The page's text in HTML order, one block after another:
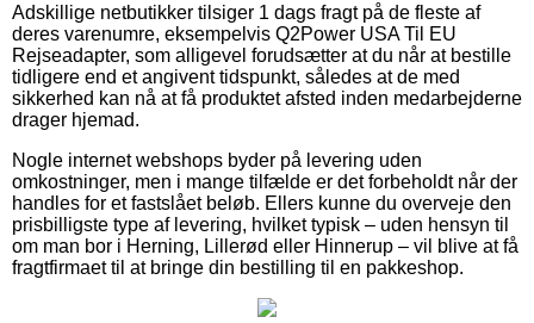
Adskillige netbutikker tilsiger 1 dags fragt på de fleste af
deres varenumre, eksempelvis Q2Power USA Til EU
Rejseadapter, som alligevel forudsætter at du når at bestille
tidligere end et angivent tidspunkt, således at de med
sikkerhed kan nå at få produktet afsted inden medarbejderne
drager hjemad.
Nogle internet webshops byder på levering uden
omkostninger, men i mange tilfælde er det forbeholdt når der
handles for et fastslået beløb. Ellers kunne du overveje den
prisbilligste type af levering, hvilket typisk – uden hensyn til
om man bor i Herning, Lillerød eller Hinnerup – vil blive at få
fragtfirmaet til at bringe din bestilling til en pakkeshop.